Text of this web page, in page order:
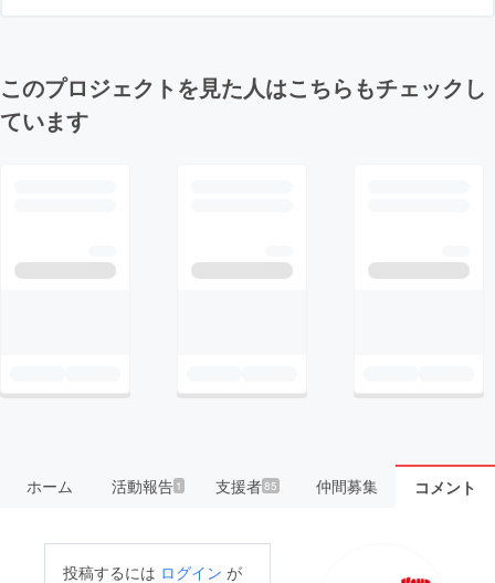
このプロジェクトを見た人はこちらもチェックし
ています
ホーム 活動報告1 支援者85 仲間募集 コメント
投稿するには ログイン が